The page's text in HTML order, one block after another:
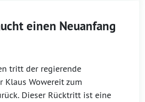
einen Neuanfang
tritt der regierende
Klaus Wowereit zum
Dieser Rücktritt ist eine